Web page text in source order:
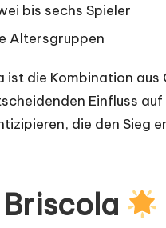
bis sechs Spieler
Altersgruppen
ist die Kombination
Einfluss
die den Sieg